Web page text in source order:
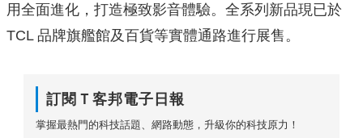
用全面進化，打造極致影音體驗。全系列新品現已於
TCL 品牌旗艦館及百貨等實體通路進行展售。
訂閱Ｔ客邦電子日報
掌握最熱門的科技話題、網路動態，升級你的科技原力！